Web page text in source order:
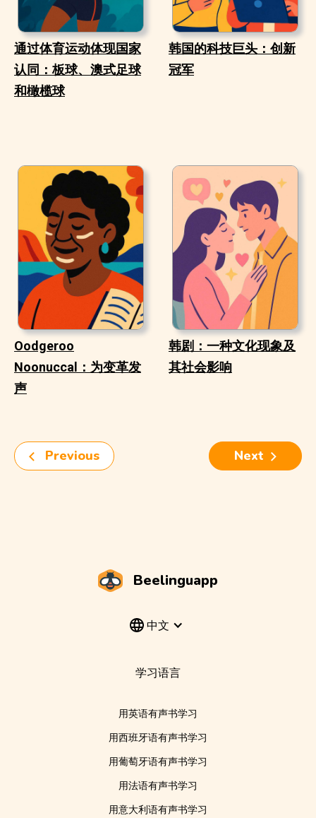
通过体育运动体现国家
认同：板球、澳式足球
和橄榄球
韩国的科技巨头：创新
冠军
Oodgeroo
Noonuccal：为变革发
声
韩剧：一种文化现象及
其社会影响
Next
Previous
Beelinguapp
中文
学习语言
用英语有声书学习
用西班牙语有声书学习
用葡萄牙语有声书学习
用法语有声书学习
用意大利语有声书学习